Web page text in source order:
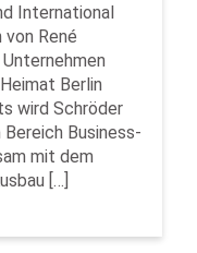
International
René
Berlin
wird Schröder
Business-
mit dem
[…]